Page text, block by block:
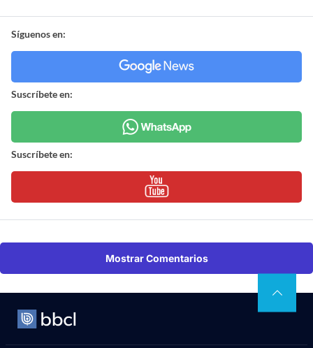
Síguenos en:
Suscríbete en:
Suscríbete en:
Mostrar Comentarios